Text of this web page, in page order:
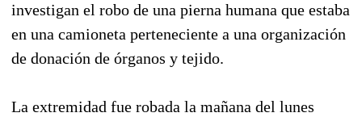
investigan el robo de una pierna humana que estaba
en una camioneta perteneciente a una organización
de donación de órganos y tejido.
La extremidad fue robada la mañana del lunes